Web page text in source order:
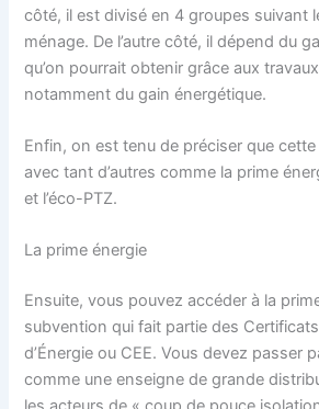
côté, il est divisé en 4 groupes suivant
ménage. De l’autre côté, il dépend du
qu’on pourrait obtenir grâce aux
notamment du gain énergétique.
Enfin, on est tenu de préciser que
avec tant d’autres comme la prime
et l’éco-PTZ.
La prime énergie
Ensuite, vous pouvez accéder à la
subvention qui fait partie des
d’Énergie ou CEE. Vous devez passer
comme une enseigne de grande